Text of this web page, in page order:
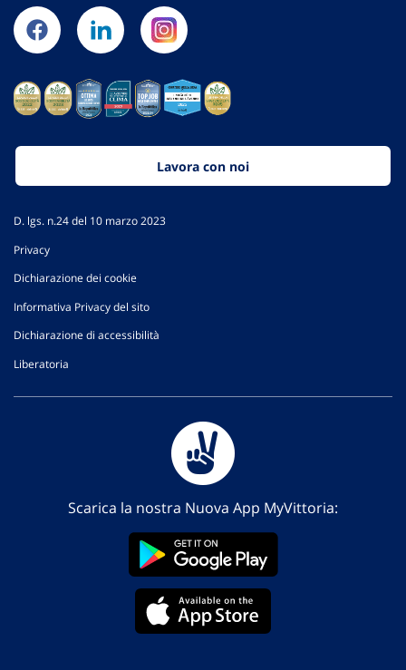
Lavora con noi
D. lgs. n.24 del 10 marzo 2023
Privacy
Dichiarazione dei cookie
Informativa Privacy del sito
Dichiarazione di accessibilità
Liberatoria
Scarica la nostra Nuova App MyVittoria: